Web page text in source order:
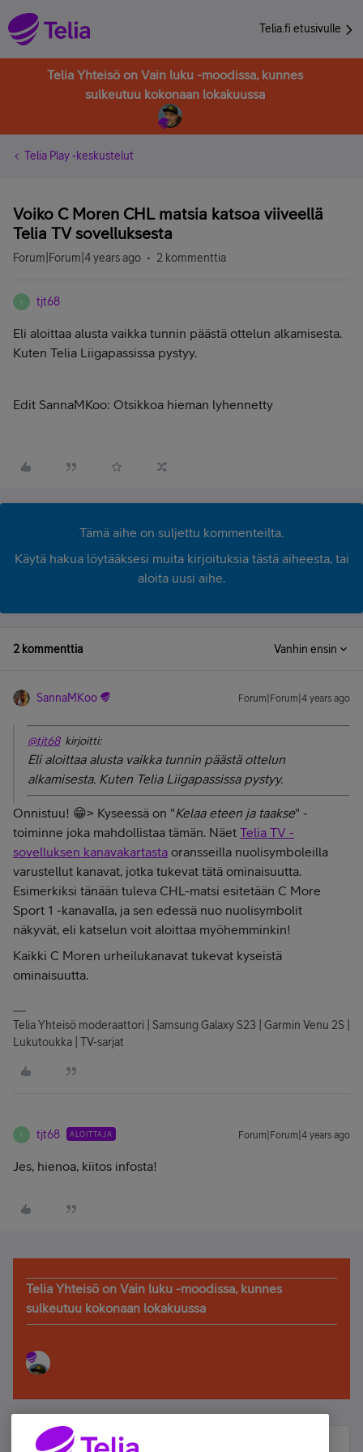
Telia.fi etusivulle
Telia Yhteisö on Vain luku -moodissa, kunnes
sulkeutuu kokonaan lokakuussa
Telia Play -keskustelut
Voiko C Moren CHL matsia katsoa viiveellä
Telia TV sovelluksesta
Forum|Forum|4 years ago 2 kommenttia
T tjt68
Eli aloittaa alusta vaikka tunnin päästä ottelun alkamisesta.
Kuten Telia Liigapassissa pystyy.
Edit SannaMKoo: Otsikkoa hieman lyhennetty
Tämä aihe on suljettu kommenteilta.
Käytä hakua löytääksesi muita kirjoituksia tästä aiheesta, tai
aloita uusi aihe.
2 kommenttia Vanhin ensin
SannaMKoo Forum|Forum|4 years ago
@tjt68kirjoitti:
Eli aloittaa alusta vaikka tunnin päästä ottelun
alkamisesta. Kuten Telia Liigapassissa pystyy.
Onnistuu! 😁> Kyseessä on "Kelaa eteen ja taakse" -
toiminne joka mahdollistaa tämän. Näet Telia TV -
sovelluksen kanavakartasta oransseilla nuolisymboleilla
varustellut kanavat, jotka tukevat tätä ominaisuutta.
Esimerkiksi tänään tuleva CHL-matsi esitetään C More
Sport 1 -kanavalla, ja sen edessä nuo nuolisymbolit
näkyvät, eli katselun voit aloittaa myöhemminkin!
Kaikki C Moren urheilukanavat tukevat kyseistä
ominaisuutta.
Telia Yhteisö moderaattori | Samsung Galaxy S23 | Garmin Venu 2S |
Lukutoukka | TV-sarjat
T tjt68 ALOITTAJA Forum|Forum|4 years ago
Jes, hienoa, kiitos infosta!
Telia Yhteisö on Vain luku -moodissa, kunnes
sulkeutuu kokonaan lokakuussa